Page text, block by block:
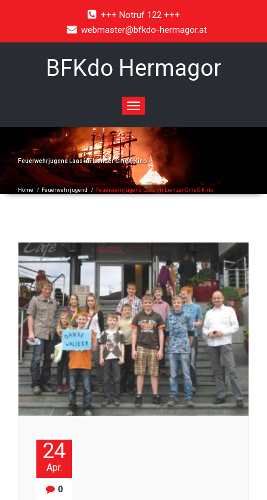
+++ Notruf 122 +++
webmaster@bfkdo-hermagor.at
BFKdo Hermagor
Toggle
navigation
Feuerwehrjugend Laas im Lienzer CineX-Kino
Home / Feuerwehrjugend / Feuerwehrjugend Laas im Lienzer CineX-Kino
24
Apr.
0